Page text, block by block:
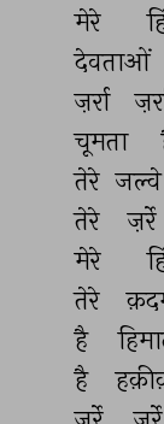
मेरे
देवताओं
ज़र्रा
चूमता
तेरे जल्वे
तेरे
ज़र्रे
मेरे
तेरे
है
है